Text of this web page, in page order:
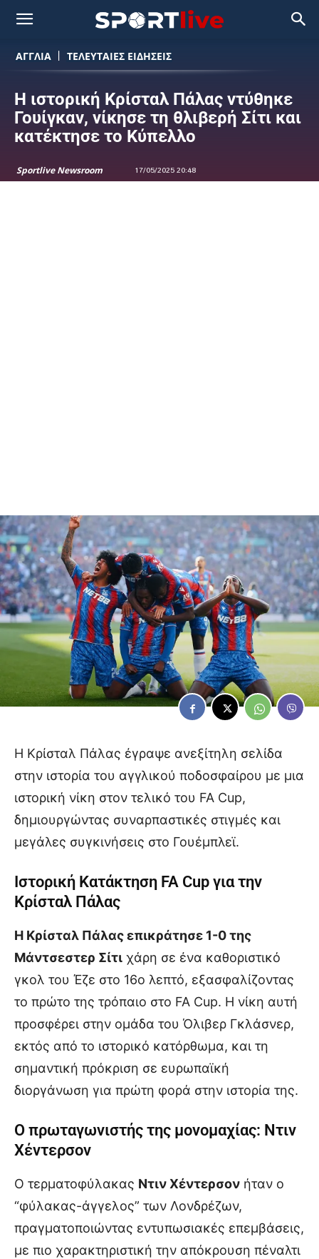
ΑΓΓΛΙΑ ΤΕΛΕΥΤΑΙΕΣ ΕΙΔΗΣΕΙΣ
Η ιστορική Κρίσταλ Πάλας ντύθηκε
Γουίγκαν, νίκησε τη θλιβερή Σίτι και
κατέκτησε το Κύπελλο
Sportlive Newsroom 17/05/2025 20:48
Η Κρίσταλ Πάλας έγραψε ανεξίτηλη σελίδα
στην ιστορία του αγγλικού ποδοσφαίρου με μια
ιστορική νίκη στον τελικό του FA Cup,
δημιουργώντας συναρπαστικές στιγμές και
μεγάλες συγκινήσεις στο Γουέμπλεϊ.
Ιστορική Κατάκτηση FA Cup για την
Κρίσταλ Πάλας
Η Κρίσταλ Πάλας επικράτησε 1-0 της
Μάντσεστερ Σίτι χάρη σε ένα καθοριστικό
γκολ του Έζε στο 16ο λεπτό, εξασφαλίζοντας
το πρώτο της τρόπαιο στο FA Cup. Η νίκη αυτή
προσφέρει στην ομάδα του Όλιβερ Γκλάσνερ,
εκτός από το ιστορικό κατόρθωμα, και τη
σημαντική πρόκριση σε ευρωπαϊκή
διοργάνωση για πρώτη φορά στην ιστορία της.
Ο πρωταγωνιστής της μονομαχίας: Ντιν
Χέντερσον
Ο τερματοφύλακας Ντιν Χέντερσον ήταν ο
“φύλακας-άγγελος” των Λονδρέζων,
πραγματοποιώντας εντυπωσιακές επεμβάσεις,
με πιο χαρακτηριστική την απόκρουση πέναλτι